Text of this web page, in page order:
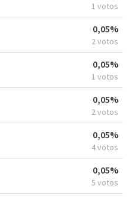
1 votos
0,05%
2 votos
0,05%
1 votos
0,05%
2 votos
0,05%
4 votos
0,05%
5 votos